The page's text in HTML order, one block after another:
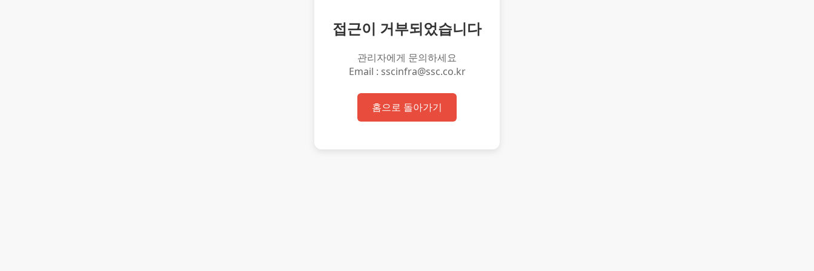
접근이 거부되었습니다
관리자에게 문의하세요
Email : sscinfra@ssc.co.kr
홈으로 돌아가기